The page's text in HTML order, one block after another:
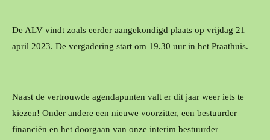
De ALV vindt zoals eerder aangekondigd plaats op vrijdag 21
april 2023. De vergadering start om 19.30 uur in het Praathuis.
Naast de vertrouwde agendapunten valt er dit jaar weer iets te
kiezen! Onder andere een nieuwe voorzitter, een bestuurder
financiën en het doorgaan van onze interim bestuurder